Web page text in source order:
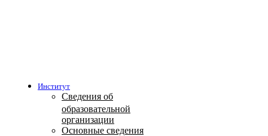
Институт
Сведения об
образовательной
организации
Основные сведения